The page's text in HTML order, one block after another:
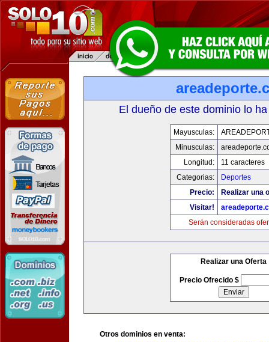
El dueño de este dominio lo
Mayusculas:
Minusculas:
Longitud:
11 caracteres
Categorias:
Deportes
Precio:
Realizar una
Visitar!
Serán consideradas
Realizar una Oferta
Precio Ofrecido $
Otros dominios en venta: